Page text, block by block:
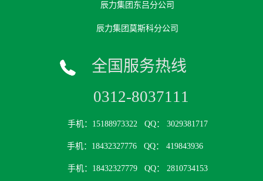
辰力集团东吕分公司
辰力集团莫斯科分公司
全国服务热线
0312-8037111
手机：15188973322 QQ： 3029381717
手机：18432327776 QQ： 419843936
手机：18432327779QQ： 2810734153